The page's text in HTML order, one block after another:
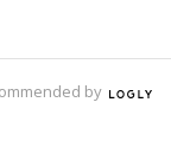
by